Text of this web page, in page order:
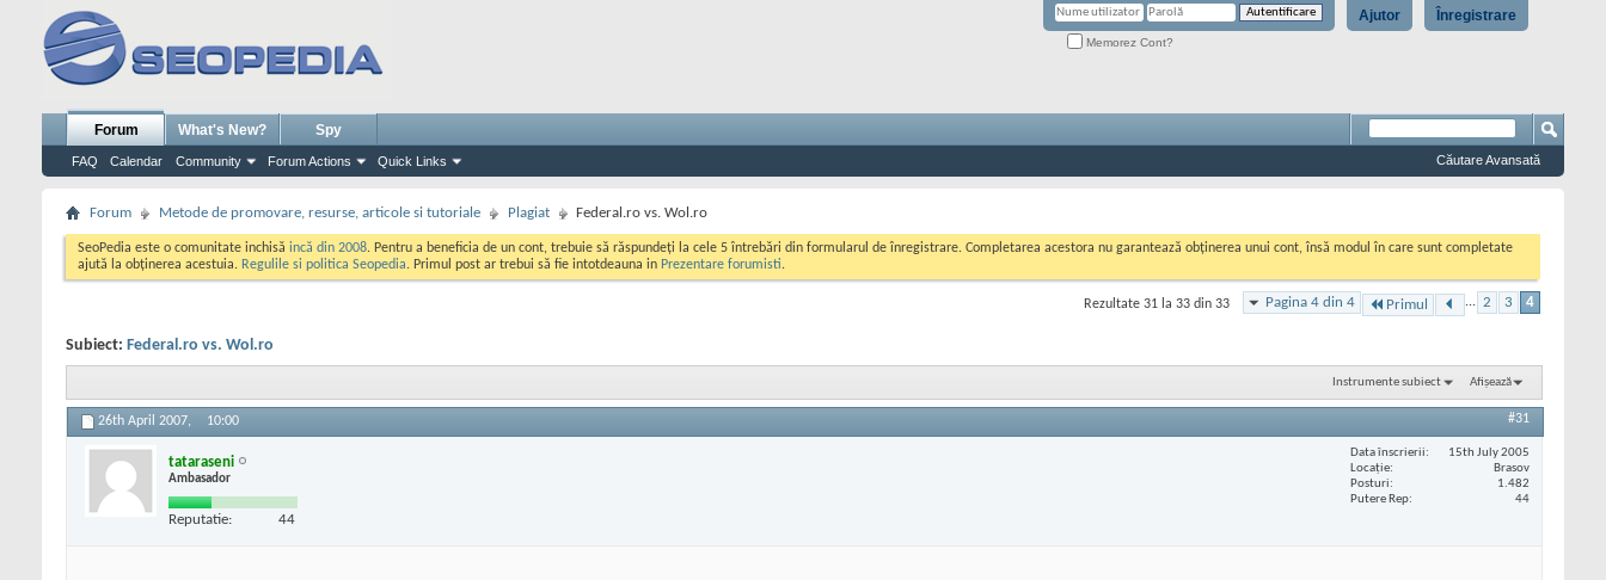
Înregistrare
Ajutor
Memorez Cont?
Forum
FAQ Calendar Community Forum Actions Quick Links
What's New? Spy
Căutare Avansată
Forum Metode de promovare, resurse, articole si tutoriale Plagiat Federal.ro vs. Wol.ro
SeoPedia este o comunitate inchisă incă din 2008. Pentru a beneficia de un cont, trebuie să răspundeți la cele 5 întrebări din formularul de înregistrare. Completarea acestora nu garantează obținerea unui cont, însă modul în care sunt completate
ajută la obținerea acestuia. Regulile si politica Seopedia. Primul post ar trebui să fie intotdeauna in Prezentare forumisti.
Pagina 4 din 4 Primul ... 2 3 4
Rezultate 31 la 33 din 33
Subiect: Federal.ro vs. Wol.ro
Instrumente subiect Afișează
26th April 2007, 10:00 #31
tataraseni
Ambasador
Reputatie: 44
Data înscrierii
15th July 2005
Locaţie
Brasov
Posturi
1.482
Putere Rep
44